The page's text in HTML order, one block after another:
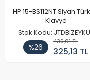
HP 15-BS112NT Siyah
Klavye
Stok Kodu: JTDBIZEYKU
%26
439,01 TL
325,13 TL